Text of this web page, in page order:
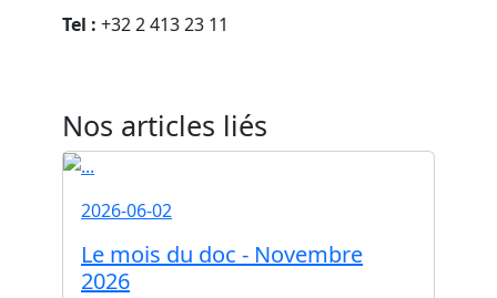
Tel : +32 2 413 23 11
Nos articles liés
2026-06-02
Le mois du doc - Novembre
2026